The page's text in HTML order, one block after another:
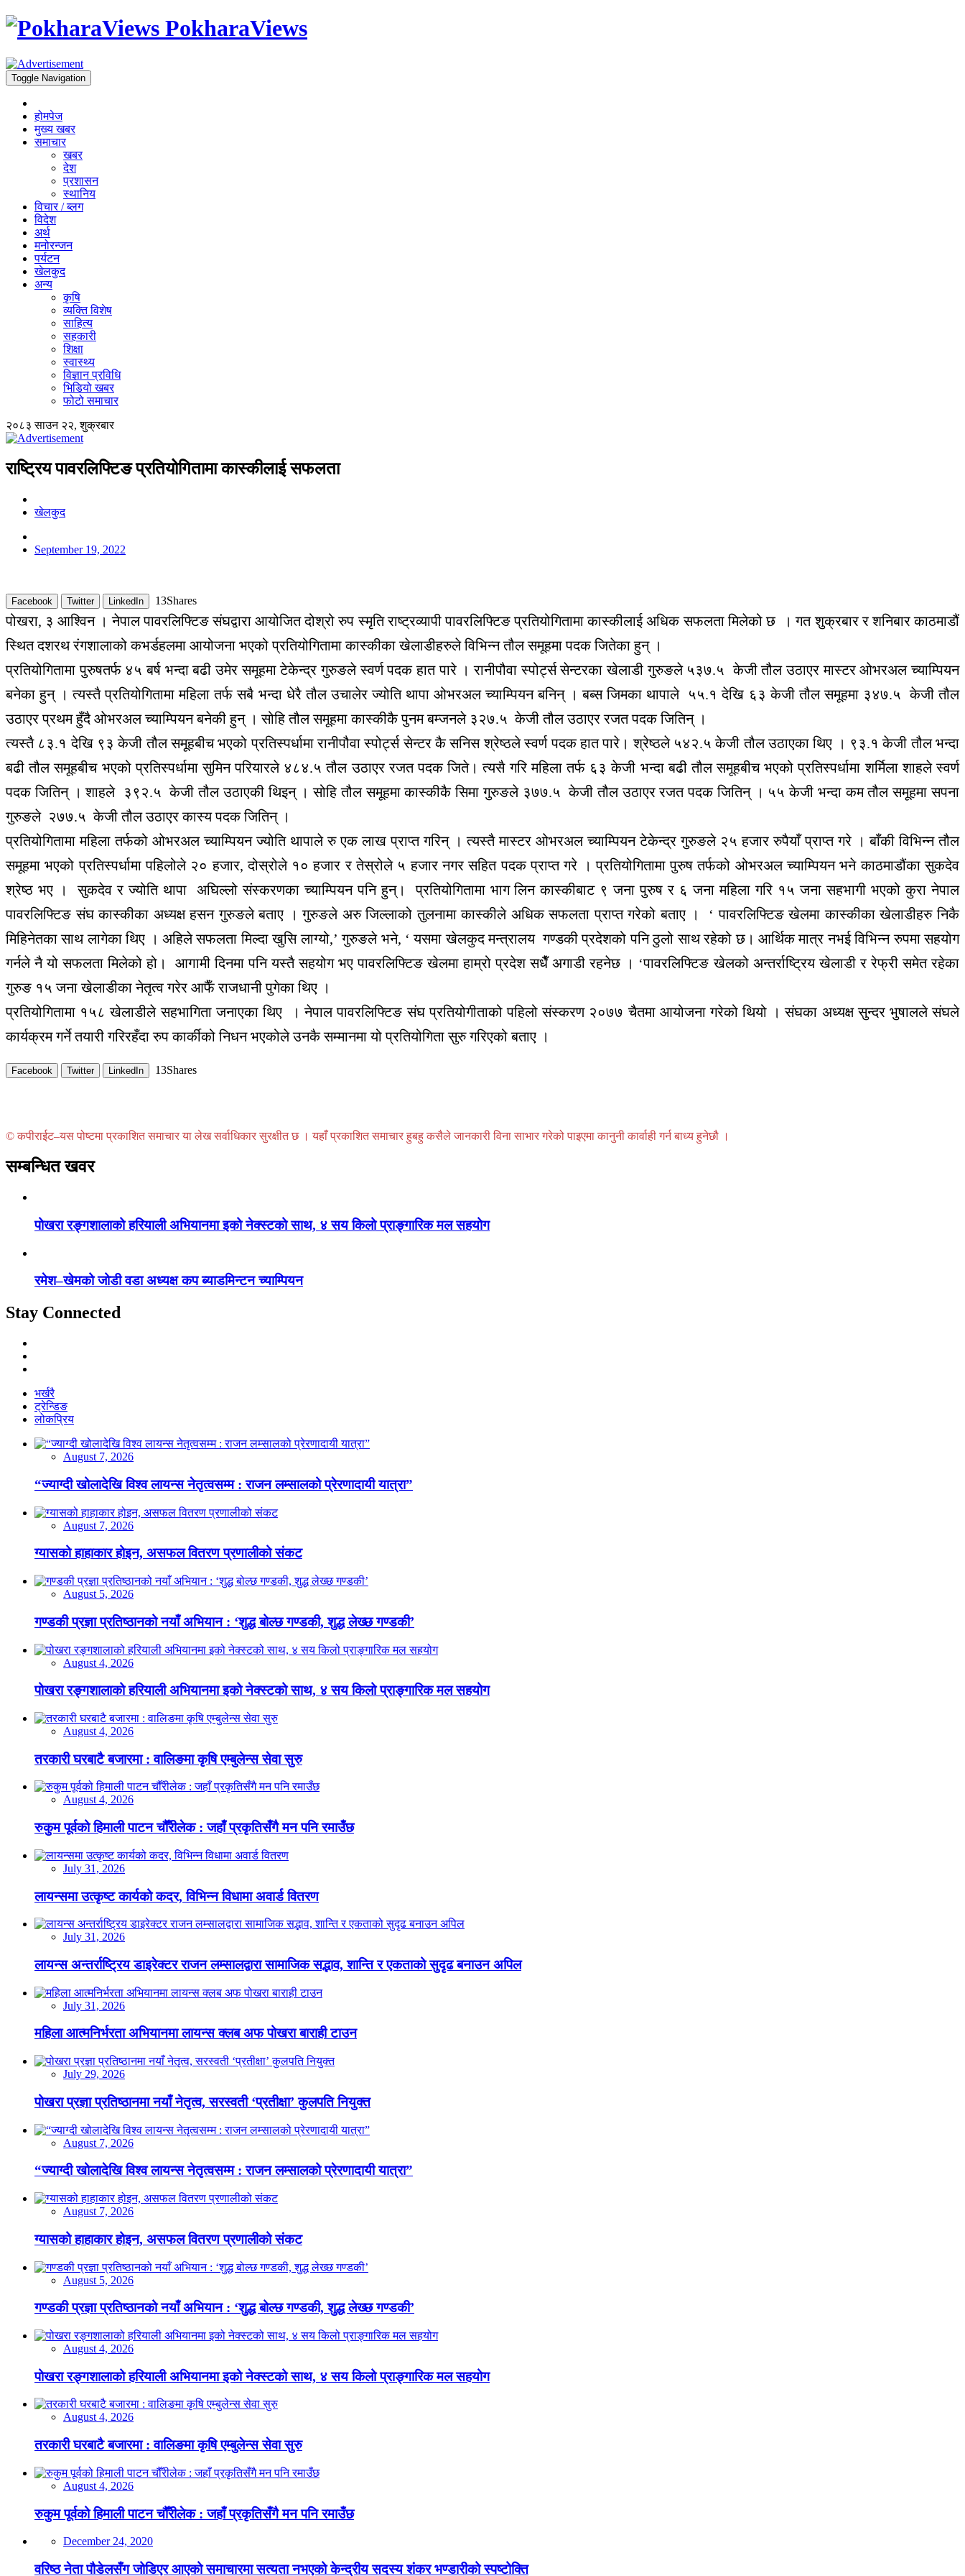
PokharaViews
Toggle Navigation
होमपेज
मुख्य खबर
समाचार
खबर
देश
प्रशासन
स्थानिय
विचार / ब्लग
विदेश
अर्थ
मनोरन्जन
पर्यटन
खेलकुद
अन्य
कृषि
व्यक्ति विशेष
साहित्य
सहकारी
शिक्षा
स्वास्थ्य
विज्ञान प्रविधि
भिडियो खबर
फोटो समाचार
२०८३ साउन २२, शुक्रबार
राष्ट्रिय पावरलिफ्टिङ प्रतियोगितामा कास्कीलाई सफलता
खेलकुद
September 19, 2022
Facebook Twitter LinkedIn 13Shares
पोखरा, ३ आश्विन । नेपाल पावरलिफ्टिङ संघद्वारा आयोजित दोश्रो रुप स्मृति राष्ट्रव्यापी पावरलिफ्टिङ प्रतियोगितामा कास्कीलाई अधिक सफलता मिलेको छ । गत शुक्रबार र शनिबार काठमाडौं
स्थित दशरथ रंगशालाको कभर्डहलमा आयोजना भएको प्रतियोगितामा कास्कीका खेलाडीहरुले विभिन्न तौल समूहमा पदक जितेका हुन् ।
प्रतियोगितामा पुरुषतर्फ ४५ बर्ष भन्दा बढी उमेर समूहमा टेकेन्द्र गुरुङले स्वर्ण पदक हात पारे । रानीपौवा स्पोर्ट्स सेन्टरका खेलाडी गुरुङले ५३७.५ केजी तौल उठाएर मास्टर ओभरअल च्याम्पियन
बनेका हुन् । त्यस्तै प्रतियोगितामा महिला तर्फ सबै भन्दा धेरै तौल उचालेर ज्योति थापा ओभरअल च्याम्पियन बनिन् । बब्स जिमका थापाले ५५.१ देखि ६३ केजी तौल समूहमा ३४७.५ केजी तौल
उठाएर प्रथम हुँदै ओभरअल च्याम्पियन बनेकी हुन् । सोहि तौल समूहमा कास्कीकै पुनम बम्जनले ३२७.५ केजी तौल उठाएर रजत पदक जितिन् ।
त्यस्तै ८३.१ देखि ९३ केजी तौल समूहबीच भएको प्रतिस्पर्धामा रानीपौवा स्पोर्ट्स सेन्टर कै सनिस श्रेष्ठले स्वर्ण पदक हात पारे। श्रेष्ठले ५४२.५ केजी तौल उठाएका थिए । ९३.१ केजी तौल भन्दा
बढी तौल समूहबीच भएको प्रतिस्पर्धामा सुमिन परियारले ४८४.५ तौल उठाएर रजत पदक जिते। त्यसै गरि महिला तर्फ ६३ केजी भन्दा बढी तौल समूहबीच भएको प्रतिस्पर्धामा शर्मिला शाहले स्वर्ण
पदक जितिन् । शाहले ३९२.५ केजी तौल उठाएकी थिइन् । सोहि तौल समूहमा कास्कीकै सिमा गुरुङले ३७७.५ केजी तौल उठाएर रजत पदक जितिन् । ५५ केजी भन्दा कम तौल समूहमा सपना
गुरुङले २७७.५ केजी तौल उठाएर कास्य पदक जितिन् ।
प्रतियोगितामा महिला तर्फको ओभरअल च्याम्पियन ज्योति थापाले रु एक लाख प्राप्त गरिन् । त्यस्तै मास्टर ओभरअल च्याम्पियन टेकेन्द्र गुरुङले २५ हजार रुपैयाँ प्राप्त गरे । बाँकी विभिन्न तौल
समूहमा भएको प्रतिस्पर्धामा पहिलोले २० हजार, दोस्रोले १० हजार र तेस्रोले ५ हजार नगर सहित पदक प्राप्त गरे । प्रतियोगितामा पुरुष तर्फको ओभरअल च्याम्पियन भने काठमाडौंका सुकदेव
श्रेष्ठ भए । सुकदेव र ज्योति थापा अघिल्लो संस्करणका च्याम्पियन पनि हुन्। प्रतियोगितामा भाग लिन कास्कीबाट ९ जना पुरुष र ६ जना महिला गरि १५ जना सहभागी भएको कुरा नेपाल
पावरलिफ्टिङ संघ कास्कीका अध्यक्ष हसन गुरुङले बताए । गुरुङले अरु जिल्लाको तुलनामा कास्कीले अधिक सफलता प्राप्त गरेको बताए । ‘ पावरलिफ्टिङ खेलमा कास्कीका खेलाडीहरु निकै
मिहिनेतका साथ लागेका थिए । अहिले सफलता मिल्दा खुसि लाग्यो,’ गुरुङले भने, ‘ यसमा खेलकुद मन्त्रालय गण्डकी प्रदेशको पनि ठुलो साथ रहेको छ। आर्थिक मात्र नभई विभिन्न रुपमा सहयोग
गर्नले नै यो सफलता मिलेको हो। आगामी दिनमा पनि यस्तै सहयोग भए पावरलिफ्टिङ खेलमा हाम्रो प्रदेश सधैँ अगाडी रहनेछ । ‘पावरलिफ्टिङ खेलको अन्तर्राष्ट्रिय खेलाडी र रेफ्री समेत रहेका
गुरुङ १५ जना खेलाडीका नेतृत्व गरेर आफैँ राजधानी पुगेका थिए ।
प्रतियोगितामा १५८ खेलाडीले सहभागिता जनाएका थिए । नेपाल पावरलिफ्टिङ संघ प्रतियोगीताको पहिलो संस्करण २०७७ चैतमा आयोजना गरेको थियो । संघका अध्यक्ष सुन्दर भुषालले संघले
कार्यक्रम गर्ने तयारी गरिरहँदा रुप कार्कीको निधन भएकोले उनकै सम्मानमा यो प्रतियोगिता सुरु गरिएको बताए ।
Facebook Twitter LinkedIn 13Shares
© कपीराईट–यस पोष्टमा प्रकाशित समाचार या लेख सर्वाधिकार सुरक्षीत छ । यहाँ प्रकाशित समाचार हुबहु कसैले जानकारी विना साभार गरेको पाइएमा कानुनी कार्वाही गर्न बाध्य हुनेछौ ।
सम्बन्धित खवर
पोखरा रङ्गशालाको हरियाली अभियानमा इको नेक्स्टको साथ, ४ सय किलो प्राङ्गारिक मल सहयोग
रमेश–खेमको जोडी वडा अध्यक्ष कप ब्याडमिन्टन च्याम्पियन
Stay Connected
भर्खरै
ट्रेन्डिङ
लोकप्रिय
August 7, 2026
“ज्याग्दी खोलादेखि विश्व लायन्स नेतृत्वसम्म : राजन लम्सालको प्रेरणादायी यात्रा”
August 7, 2026
ग्यासको हाहाकार होइन, असफल वितरण प्रणालीको संकट
August 5, 2026
गण्डकी प्रज्ञा प्रतिष्ठानको नयाँ अभियान : ‘शुद्ध बोल्छ गण्डकी, शुद्ध लेख्छ गण्डकी’
August 4, 2026
पोखरा रङ्गशालाको हरियाली अभियानमा इको नेक्स्टको साथ, ४ सय किलो प्राङ्गारिक मल सहयोग
August 4, 2026
तरकारी घरबाटै बजारमा : वालिङमा कृषि एम्बुलेन्स सेवा सुरु
August 4, 2026
रुकुम पूर्वको हिमाली पाटन चौँरीलेक : जहाँ प्रकृतिसँगै मन पनि रमाउँछ
July 31, 2026
लायन्समा उत्कृष्ट कार्यको कदर, विभिन्न विधामा अवार्ड वितरण
July 31, 2026
लायन्स अन्तर्राष्ट्रिय डाइरेक्टर राजन लम्सालद्वारा सामाजिक सद्भाव, शान्ति र एकताको सुदृढ बनाउन अपिल
July 31, 2026
महिला आत्मनिर्भरता अभियानमा लायन्स क्लब अफ पोखरा बाराही टाउन
July 29, 2026
पोखरा प्रज्ञा प्रतिष्ठानमा नयाँ नेतृत्व, सरस्वती ‘प्रतीक्षा’ कुलपति नियुक्त
August 7, 2026
“ज्याग्दी खोलादेखि विश्व लायन्स नेतृत्वसम्म : राजन लम्सालको प्रेरणादायी यात्रा”
August 7, 2026
ग्यासको हाहाकार होइन, असफल वितरण प्रणालीको संकट
August 5, 2026
गण्डकी प्रज्ञा प्रतिष्ठानको नयाँ अभियान : ‘शुद्ध बोल्छ गण्डकी, शुद्ध लेख्छ गण्डकी’
August 4, 2026
पोखरा रङ्गशालाको हरियाली अभियानमा इको नेक्स्टको साथ, ४ सय किलो प्राङ्गारिक मल सहयोग
August 4, 2026
तरकारी घरबाटै बजारमा : वालिङमा कृषि एम्बुलेन्स सेवा सुरु
August 4, 2026
रुकुम पूर्वको हिमाली पाटन चौँरीलेक : जहाँ प्रकृतिसँगै मन पनि रमाउँछ
December 24, 2020
वरिष्ठ नेता पौडेलसँग जोडिएर आएको समाचारमा सत्यता नभएको केन्द्रीय सदस्य शंकर भण्डारीको स्पष्टोक्ति